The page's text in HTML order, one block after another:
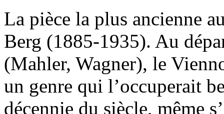
La pièce la plus ancienne
Berg (1885-1935). Au
(Mahler, Wagner), le
un genre qui l’occuperait
décennie du siècle, même